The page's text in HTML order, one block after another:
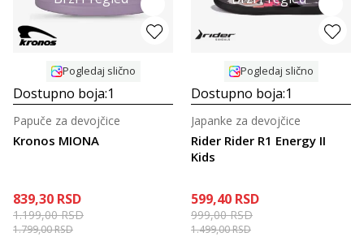
Pogledaj slično
Dostupno boja:1
Kronos MIONA
Papuče za devojčice
839,30 RSD
1.199,00RSD
1.799,00RSD
Pogledaj slično
Dostupno boja:1
Rider Rider R1 Energy II
Kids
Japanke za devojčice
599,40 RSD
999,00RSD
1.499,00RSD